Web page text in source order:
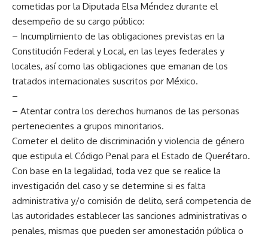
cometidas por la Diputada Elsa Méndez durante el
desempeño de su cargo público:
– Incumplimiento de las obligaciones previstas en la
Constitución Federal y Local, en las leyes federales y
locales, así como las obligaciones que emanan de los
tratados internacionales suscritos por México.
–
– Atentar contra los derechos humanos de las personas
pertenecientes a grupos minoritarios.
Cometer el delito de discriminación y violencia de género
que estipula el Código Penal para el Estado de Querétaro.
Con base en la legalidad, toda vez que se realice la
investigación del caso y se determine si es falta
administrativa y/o comisión de delito, será competencia de
las autoridades establecer las sanciones administrativas o
penales, mismas que pueden ser amonestación pública o